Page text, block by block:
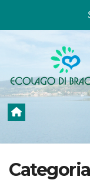
contenuto